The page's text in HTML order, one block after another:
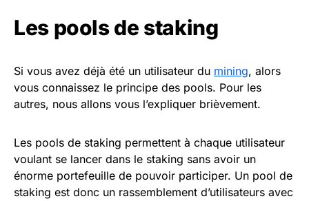
Les pools de staking
Si vous avez déjà été un utilisateur du mining, alors
vous connaissez le principe des pools. Pour les
autres, nous allons vous l’expliquer brièvement.
Les pools de staking permettent à chaque utilisateur
voulant se lancer dans le staking sans avoir un
énorme portefeuille de pouvoir participer. Un pool de
staking est donc un rassemblement d’utilisateurs avec